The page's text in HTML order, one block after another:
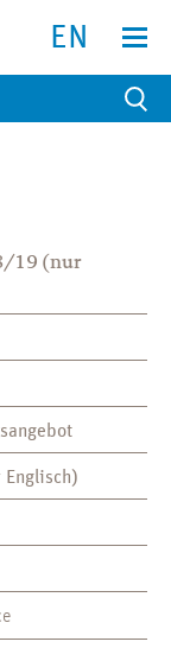
EN
19 (nur